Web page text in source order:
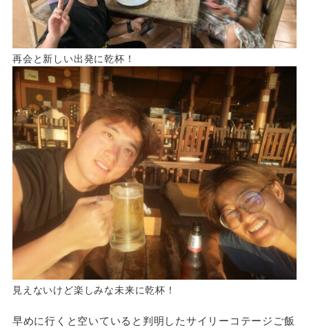
再会と新しい出発に乾杯！
見えないけど楽しみな未来に乾杯！
早めに行くと空いていると判明したサイリーコテージご飯